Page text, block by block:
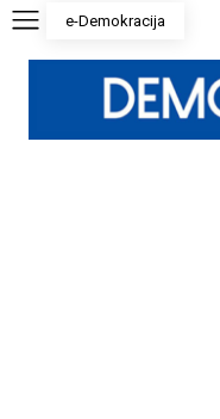
e-Demokracija